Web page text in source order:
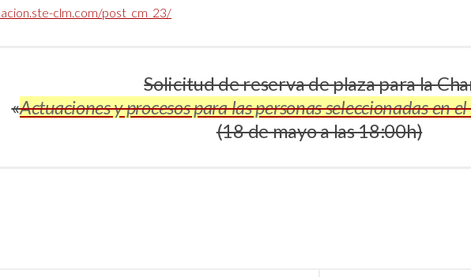
clm.com/post_cm_23/
Solicitud de reserva de plaza para la
«Actuaciones y procesos para las personas seleccionadas en
(18 de mayo a las 18:00h)